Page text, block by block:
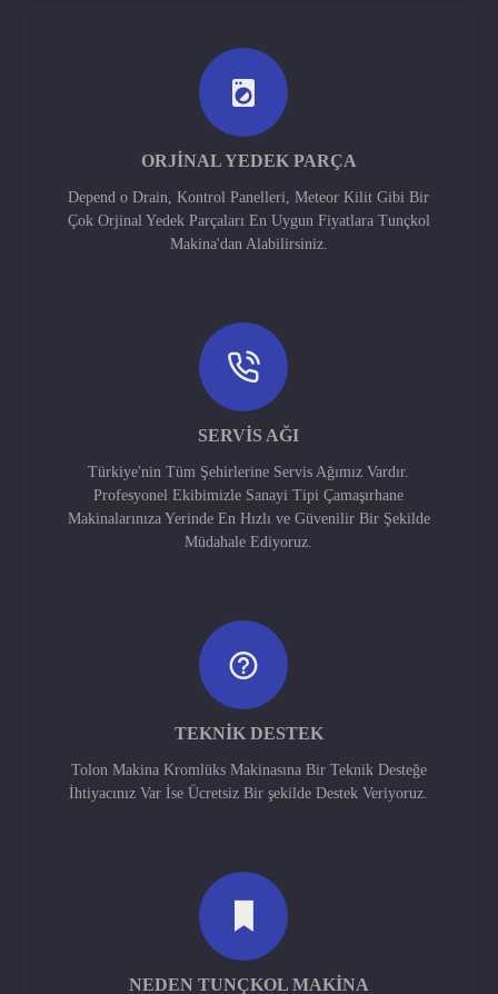
ORJINAL YEDEK PARÇA
Depend o Drain, Kontrol Panelleri, Meteor Kilit Gibi Bir
Çok Orjinal Yedek Parçaları En Uygun Fiyatlara Tunçkol
Makina'dan Alabilirsiniz.
SERVIS AĞI
Türkiye'nin Tüm Şehirlerine Servis Ağımız Vardır.
Profesyonel Ekibimizle Sanayi Tipi Çamaşırhane
Makinalarınıza Yerinde En Hızlı ve Güvenilir Bir Şekilde
Müdahale Ediyoruz.
TEKNIK DESTEK
Tolon Makina Kromlüks Makinasına Bir Teknik Desteğe
İhtiyacınız Var İse Ücretsiz Bir şekilde Destek Veriyoruz.
NEDEN TUNÇKOL MAKINA